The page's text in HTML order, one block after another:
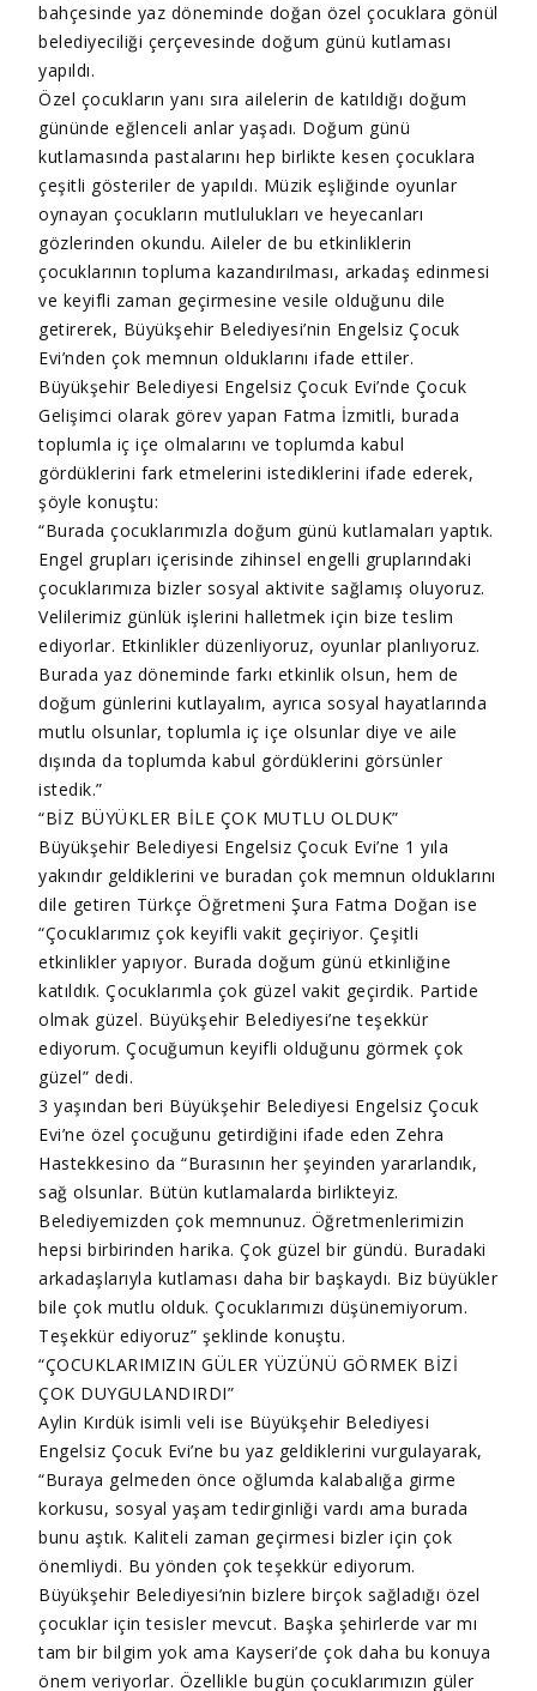
bahçesinde yaz döneminde doğan özel çocuklara gönül
belediyeciliği çerçevesinde doğum günü kutlaması
yapıldı.
Özel çocukların yanı sıra ailelerin de katıldığı doğum
gününde eğlenceli anlar yaşadı. Doğum günü
kutlamasında pastalarını hep birlikte kesen çocuklara
çeşitli gösteriler de yapıldı. Müzik eşliğinde oyunlar
oynayan çocukların mutlulukları ve heyecanları
gözlerinden okundu. Aileler de bu etkinliklerin
çocuklarının topluma kazandırılması, arkadaş edinmesi
ve keyifli zaman geçirmesine vesile olduğunu dile
getirerek, Büyükşehir Belediyesi’nin Engelsiz Çocuk
Evi’nden çok memnun olduklarını ifade ettiler.
Büyükşehir Belediyesi Engelsiz Çocuk Evi’nde Çocuk
Gelişimci olarak görev yapan Fatma İzmitli, burada
toplumla iç içe olmalarını ve toplumda kabul
gördüklerini fark etmelerini istediklerini ifade ederek,
şöyle konuştu:
“Burada çocuklarımızla doğum günü kutlamaları yaptık.
Engel grupları içerisinde zihinsel engelli gruplarındaki
çocuklarımıza bizler sosyal aktivite sağlamış oluyoruz.
Velilerimiz günlük işlerini halletmek için bize teslim
ediyorlar. Etkinlikler düzenliyoruz, oyunlar planlıyoruz.
Burada yaz döneminde farkı etkinlik olsun, hem de
doğum günlerini kutlayalım, ayrıca sosyal hayatlarında
mutlu olsunlar, toplumla iç içe olsunlar diye ve aile
dışında da toplumda kabul gördüklerini görsünler
istedik.”
“BİZ BÜYÜKLER BİLE ÇOK MUTLU OLDUK”
Büyükşehir Belediyesi Engelsiz Çocuk Evi’ne 1 yıla
yakındır geldiklerini ve buradan çok memnun olduklarını
dile getiren Türkçe Öğretmeni Şura Fatma Doğan ise
“Çocuklarımız çok keyifli vakit geçiriyor. Çeşitli
etkinlikler yapıyor. Burada doğum günü etkinliğine
katıldık. Çocuklarımla çok güzel vakit geçirdik. Partide
olmak güzel. Büyükşehir Belediyesi’ne teşekkür
ediyorum. Çocuğumun keyifli olduğunu görmek çok
güzel” dedi.
3 yaşından beri Büyükşehir Belediyesi Engelsiz Çocuk
Evi’ne özel çocuğunu getirdiğini ifade eden Zehra
Hastekkesino da “Burasının her şeyinden yararlandık,
sağ olsunlar. Bütün kutlamalarda birlikteyiz.
Belediyemizden çok memnunuz. Öğretmenlerimizin
hepsi birbirinden harika. Çok güzel bir gündü. Buradaki
arkadaşlarıyla kutlaması daha bir başkaydı. Biz büyükler
bile çok mutlu olduk. Çocuklarımızı düşünemiyorum.
Teşekkür ediyoruz” şeklinde konuştu.
“ÇOCUKLARIMIZIN GÜLER YÜZÜNÜ GÖRMEK BİZİ
ÇOK DUYGULANDIRDI”
Aylin Kırdük isimli veli ise Büyükşehir Belediyesi
Engelsiz Çocuk Evi’ne bu yaz geldiklerini vurgulayarak,
“Buraya gelmeden önce oğlumda kalabalığa girme
korkusu, sosyal yaşam tedirginliği vardı ama burada
bunu aştık. Kaliteli zaman geçirmesi bizler için çok
önemliydi. Bu yönden çok teşekkür ediyorum.
Büyükşehir Belediyesi’nin bizlere birçok sağladığı özel
çocuklar için tesisler mevcut. Başka şehirlerde var mı
tam bir bilgim yok ama Kayseri’de çok daha bu konuya
önem veriyorlar. Özellikle bugün çocuklarımızın güler